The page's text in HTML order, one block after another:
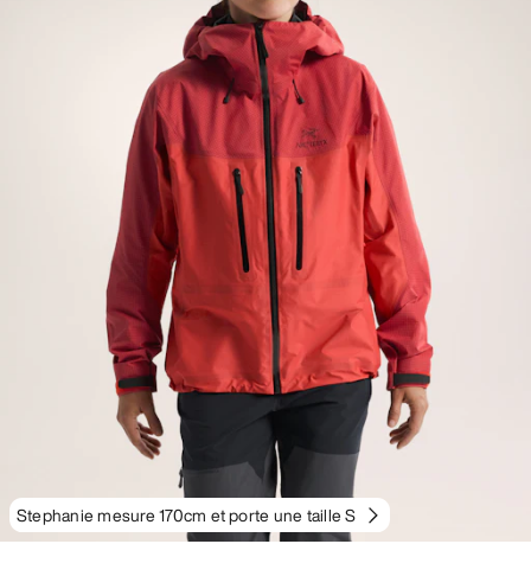
Stephanie mesure 170cm et porte une taille S